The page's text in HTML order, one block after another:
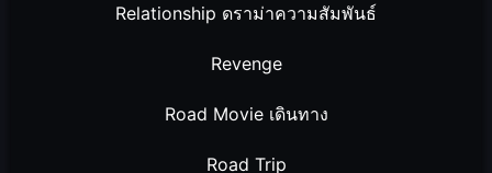
Relationship ดราม่าความสัมพันธ์
Revenge
Road Movie เดินทาง
Road Trip